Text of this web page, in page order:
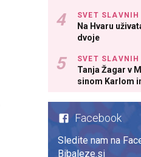
SVET SLAVNIH
Na Hvaru
dvoje
SVET SLAVNIH
Tanja Žagar v
sinom Karlom
Facebook
Sledite nam na
Bibaleze.si